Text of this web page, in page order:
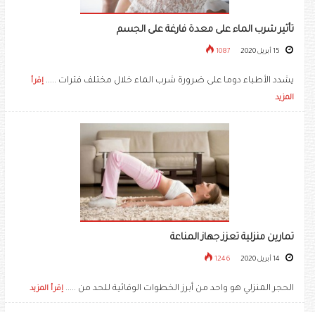
تأثير شرب الماء على معدة فارغة على الجسم
1087
يشدد الأطباء دوما على ضرورة شرب الماء خلال مختلف فترات ..... إقرأ
المزيد
تمارين منزلية تعزز جهاز المناعة
1246
الحجر المنزلي هو واحد من أبرز الخطوات الوقائية للحد من ..... إقرأ المزيد